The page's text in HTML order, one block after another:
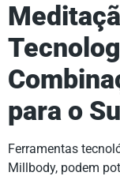
para o
Ferramentas
Millbody, podem